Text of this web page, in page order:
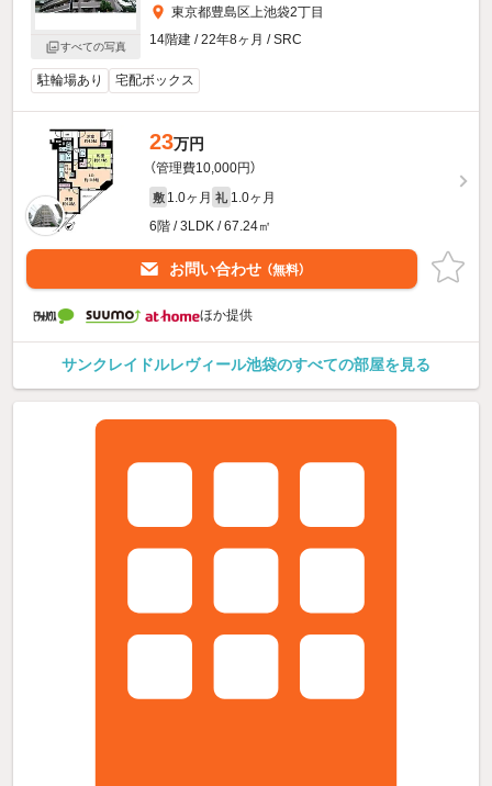
すべての写真
東京都豊島区上池袋2丁目
14階建 / 22年8ヶ月 / SRC
駐輪場あり 宅配ボックス
23万円
（管理費10,000円）
敷 1.0ヶ月 礼 1.0ヶ月
6階 / 3LDK / 67.24㎡
お問い合わせ （無料）
ほか提供
サンクレイドルレヴィール池袋のすべての部屋を見る